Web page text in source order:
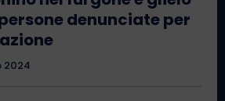
denunciate per
2024